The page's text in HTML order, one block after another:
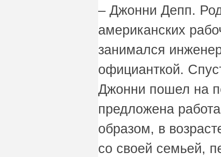
– Джонни Депп.
американских
занимался
официанткой.
Джонни пошел на
предложена
образом, в
со своей семьей,